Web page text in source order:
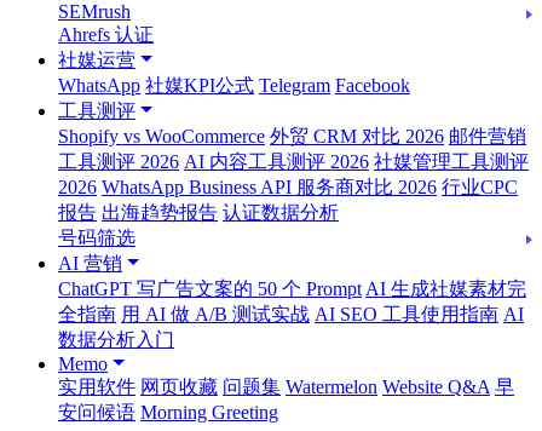
SEMrush
Ahrefs 认证
社媒运营
WhatsApp 社媒KPI公式 Telegram Facebook
工具测评
Shopify vs WooCommerce 外贸 CRM 对比 2026 邮件营销
工具测评 2026 AI 内容工具测评 2026 社媒管理工具测评
2026 WhatsApp Business API 服务商对比 2026 行业CPC
报告 出海趋势报告 认证数据分析
号码筛选
AI 营销
ChatGPT 写广告文案的 50 个 Prompt AI 生成社媒素材完
全指南 用 AI 做 A/B 测试实战 AI SEO 工具使用指南 AI
数据分析入门
Memo
实用软件 网页收藏 问题集 Watermelon Website Q&A 早
安问候语 Morning Greeting